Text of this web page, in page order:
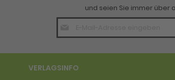
und seien Sie immer
E-
Adresse
VERLAGSINFO